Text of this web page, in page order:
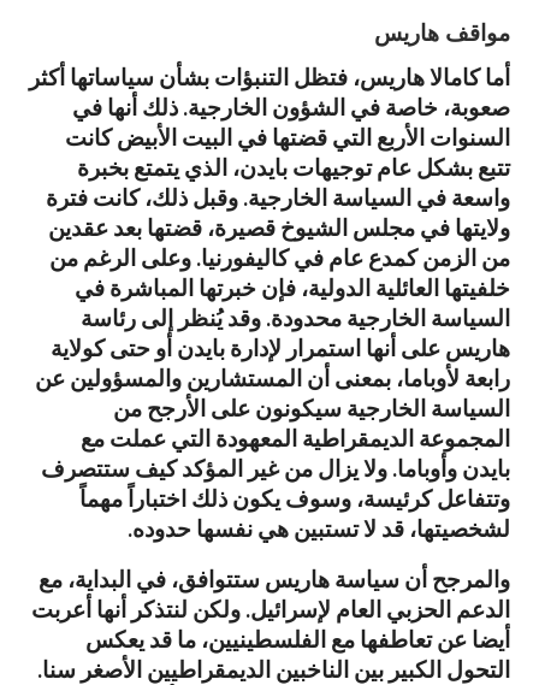
مواقف هاريس
أما كامالا هاريس، فتظل التنبؤات بشأن سياساتها أكثر
صعوبة، خاصة في الشؤون الخارجية. ذلك أنها في
السنوات الأربع التي قضتها في البيت الأبيض كانت
تتبع بشكل عام توجيهات بايدن، الذي يتمتع بخبرة
واسعة في السياسة الخارجية. وقبل ذلك، كانت فترة
ولايتها في مجلس الشيوخ قصيرة، قضتها بعد عقدين
من الزمن كمدع عام في كاليفورنيا. وعلى الرغم من
خلفيتها العائلية الدولية، فإن خبرتها المباشرة في
السياسة الخارجية محدودة. وقد يُنظر إلى رئاسة
هاريس على أنها استمرار لإدارة بايدن أو حتى كولاية
رابعة لأوباما، بمعنى أن المستشارين والمسؤولين عن
السياسة الخارجية سيكونون على الأرجح من
المجموعة الديمقراطية المعهودة التي عملت مع
بايدن وأوباما. ولا يزال من غير المؤكد كيف ستتصرف
وتتفاعل كرئيسة، وسوف يكون ذلك اختباراً مهماً
لشخصيتها، قد لا تستبين هي نفسها حدوده.
والمرجح أن سياسة هاريس ستتوافق، في البداية، مع
الدعم الحزبي العام لإسرائيل. ولكن لنتذكر أنها أعربت
أيضا عن تعاطفها مع الفلسطينيين، ما قد يعكس
التحول الكبير بين الناخبين الديمقراطيين الأصغر سنا.